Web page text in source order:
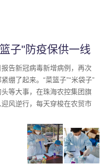
子"防疫保供一线
告新冠病毒新增病例，再次
绷了起来。“菜篮子”“米袋子”
等大事，在珠海农控集团旗
风逆行，每天穿梭在农贸市
餐桌安全，筑牢防疫之墙，他